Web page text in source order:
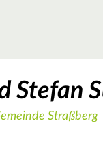
Stefan
Straßberg